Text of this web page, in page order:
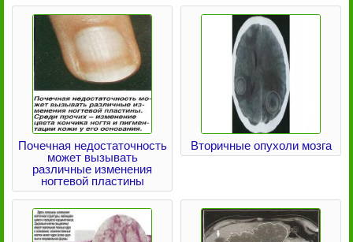
Почечная недостаточность
может вызывать
различные изменения
ногтевой пластины
Вторичные опухоли мозга